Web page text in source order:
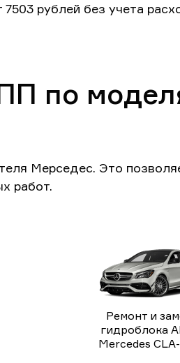
рублей без учета
по
Мерседес. Это
работ.
Ремонт и
гидроблока
Mercedes